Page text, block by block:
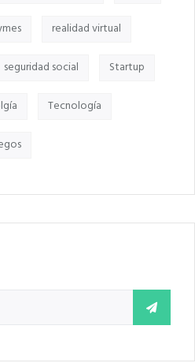
realidad virtual
seguridad social Startup
Tecnología